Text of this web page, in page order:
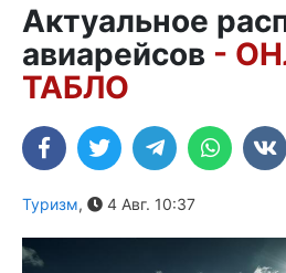
Актуальное
авиарейсов -
ТАБЛО
Туризм, 4 Авг. 10:37